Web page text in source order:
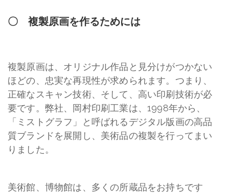
〇 複製原画を作るためには
複製原画は、オリジナル作品と見分けがつかない
ほどの、忠実な再現性が求められます。つまり、
正確なスキャン技術、そして、高い印刷技術が必
要です。弊社、岡村印刷工業は、1998年から、
「ミストグラフ」と呼ばれるデジタル版画の高品
質ブランドを展開し、美術品の複製を行ってまい
りました。
美術館、博物館は、多くの所蔵品をお持ちです